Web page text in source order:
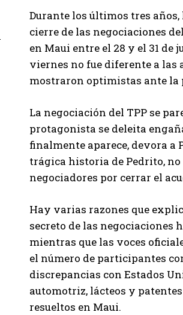
Durante los últimos tres
cierre de las negociaciones
en Maui entre el 28 y el 31 de
viernes no fue diferente a
mostraron optimistas ante la
La negociación del TPP se
protagonista se deleita
finalmente aparece, devora a
trágica historia de Pedrito,
negociadores por cerrar el
Hay varias razones que
secreto de las negociaciones
mientras que las voces
el número de participantes
discrepancias con Estados
automotriz, lácteos y
resueltos en Maui.